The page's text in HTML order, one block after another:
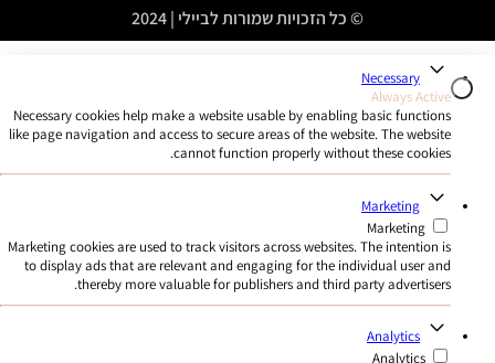
© כל הזכויות שמורות לביילי | 2024
Necessary
Always Active
Necessary cookies help make a website usable by enabling basic functions
like page navigation and access to secure areas of the website. The website
cannot function properly without these cookies.
Marketing
Marketing
Marketing cookies are used to track visitors across websites. The intention is
to display ads that are relevant and engaging for the individual user and
thereby more valuable for publishers and third party advertisers.
Analytics
Analytics